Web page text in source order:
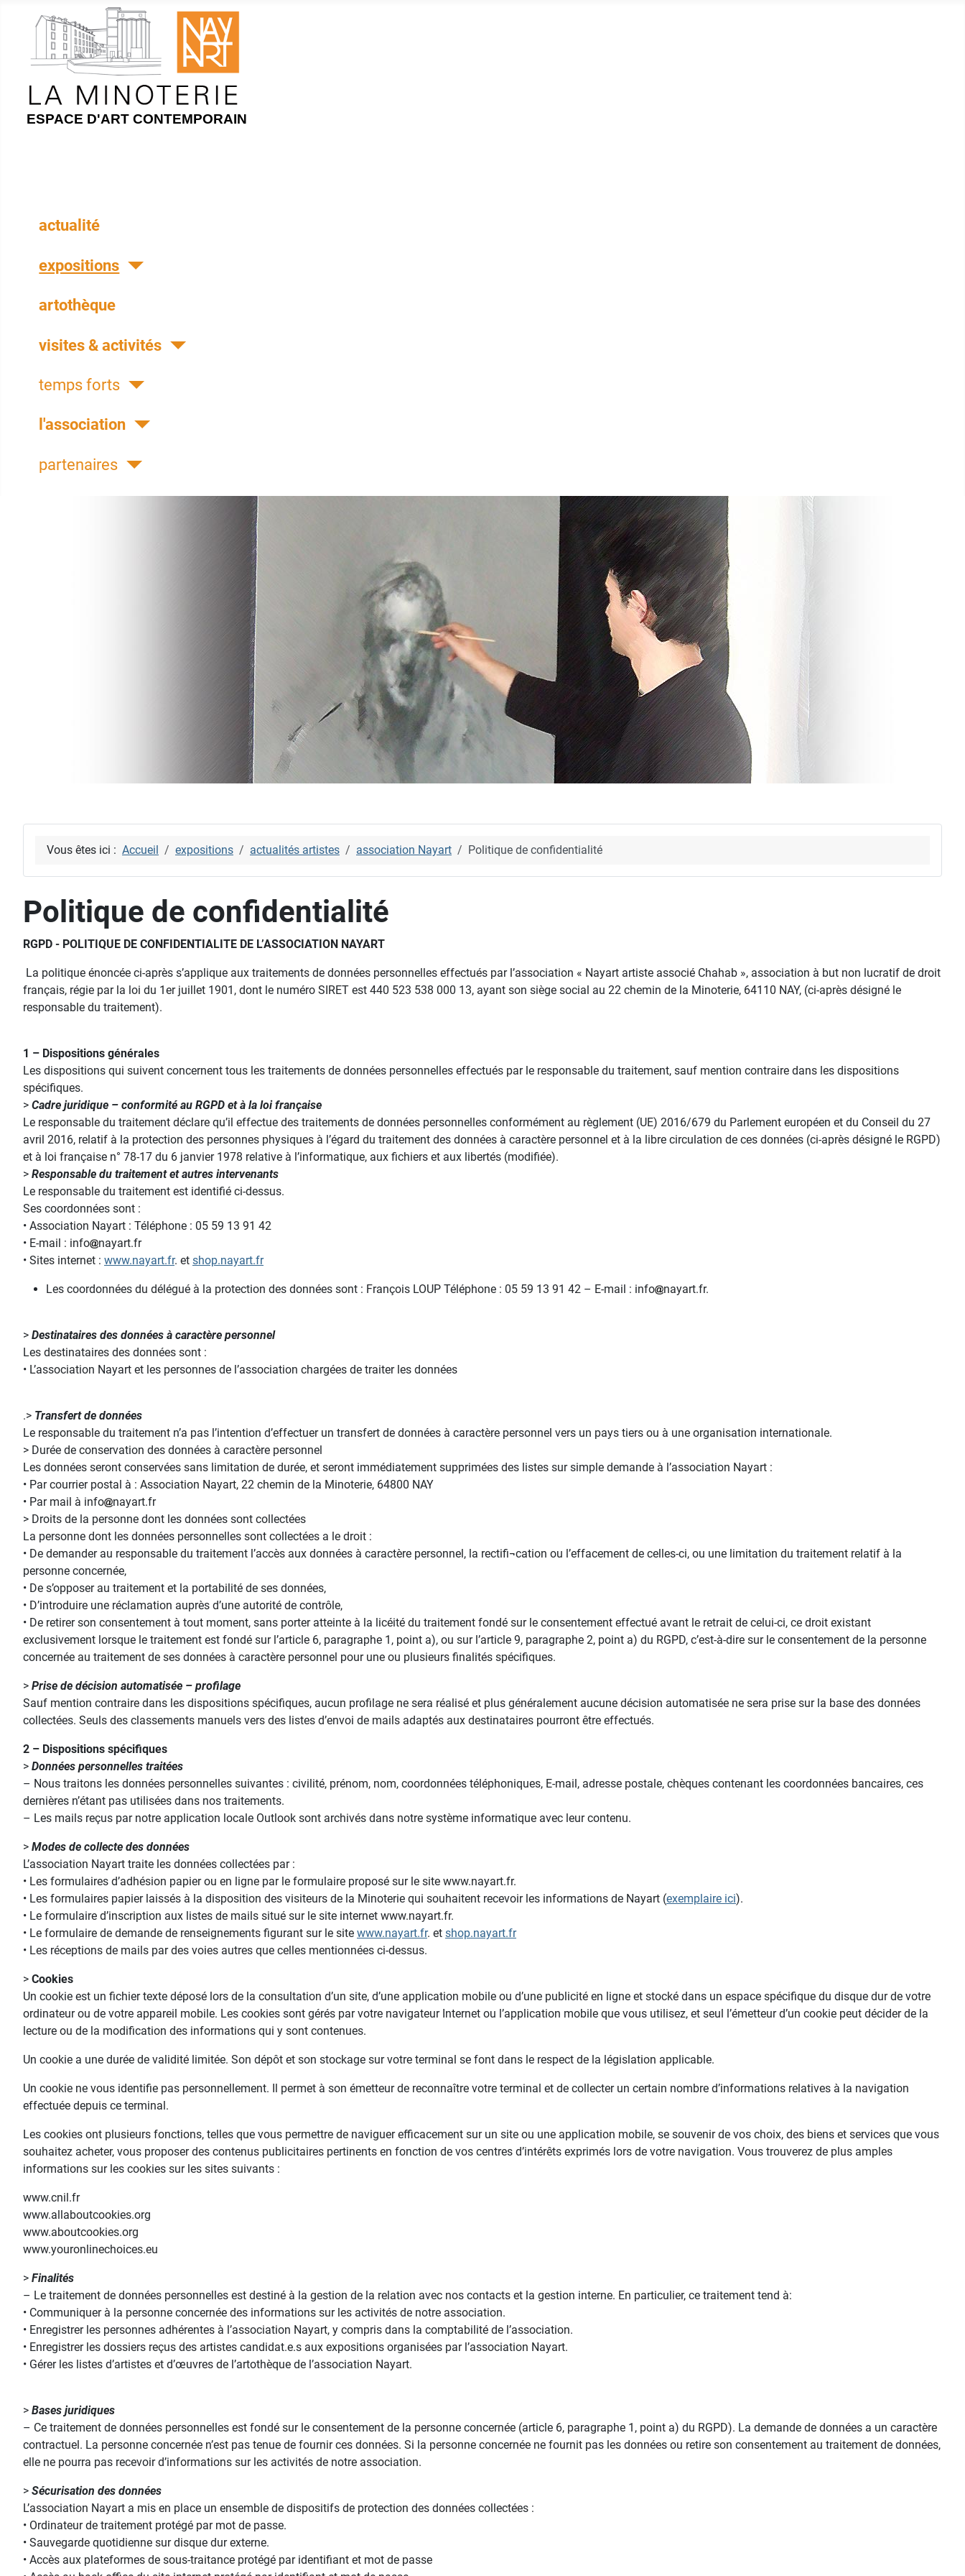
ESPACE D'ART CONTEMPORAIN
actualité
expositions
artothèque
visites & activités
temps forts
l'association
partenaires
Vous êtes ici : Accueil expositions actualités artistes association Nayart Politique de confidentialité
Politique de confidentialité
RGPD - POLITIQUE DE CONFIDENTIALITE DE L’ASSOCIATION NAYART
La politique énoncée ci-après s’applique aux traitements de données personnelles effectués par l’association « Nayart artiste associé Chahab », association à but non lucratif de droit
français, régie par la loi du 1er juillet 1901, dont le numéro SIRET est 440 523 538 000 13, ayant son siège social au 22 chemin de la Minoterie, 64110 NAY, (ci-après désigné le
responsable du traitement).
1 – Dispositions générales
Les dispositions qui suivent concernent tous les traitements de données personnelles effectués par le responsable du traitement, sauf mention contraire dans les dispositions
spécifiques.
> Cadre juridique – conformité au RGPD et à la loi française
Le responsable du traitement déclare qu’il effectue des traitements de données personnelles conformément au règlement (UE) 2016/679 du Parlement européen et du Conseil du 27
avril 2016, relatif à la protection des personnes physiques à l’égard du traitement des données à caractère personnel et à la libre circulation de ces données (ci-après désigné le RGPD)
et à loi française n° 78-17 du 6 janvier 1978 relative à l’informatique, aux fichiers et aux libertés (modifiée).
> Responsable du traitement et autres intervenants
Le responsable du traitement est identifié ci-dessus.
Ses coordonnées sont :
• Association Nayart : Téléphone : 05 59 13 91 42
• E-mail : info
nayart.fr
• Sites internet : www.nayart.fr. et shop.nayart.fr
Les coordonnées du délégué à la protection des données sont : François LOUP Téléphone : 05 59 13 91 42 – E-mail : info nayart.fr.
> Destinataires des données à caractère personnel
Les destinataires des données sont :
• L’association Nayart et les personnes de l’association chargées de traiter les données
.> Transfert de données
Le responsable du traitement n’a pas l’intention d’effectuer un transfert de données à caractère personnel vers un pays tiers ou à une organisation internationale.
> Durée de conservation des données à caractère personnel
Les données seront conservées sans limitation de durée, et seront immédiatement supprimées des listes sur simple demande à l’association Nayart :
• Par courrier postal à : Association Nayart, 22 chemin de la Minoterie, 64800 NAY
• Par mail à info
nayart.fr
> Droits de la personne dont les données sont collectées
La personne dont les données personnelles sont collectées a le droit :
• De demander au responsable du traitement l’accès aux données à caractère personnel, la rectifi¬cation ou l’effacement de celles-ci, ou une limitation du traitement relatif à la
personne concernée,
• De s’opposer au traitement et la portabilité de ses données,
• D’introduire une réclamation auprès d’une autorité de contrôle,
• De retirer son consentement à tout moment, sans porter atteinte à la licéité du traitement fondé sur le consentement effectué avant le retrait de celui-ci, ce droit existant
exclusivement lorsque le traitement est fondé sur l’article 6, paragraphe 1, point a), ou sur l’article 9, paragraphe 2, point a) du RGPD, c’est-à-dire sur le consentement de la personne
concernée au traitement de ses données à caractère personnel pour une ou plusieurs finalités spécifiques.
> Prise de décision automatisée – profilage
Sauf mention contraire dans les dispositions spécifiques, aucun profilage ne sera réalisé et plus généralement aucune décision automatisée ne sera prise sur la base des données
collectées. Seuls des classements manuels vers des listes d’envoi de mails adaptés aux destinataires pourront être effectués.
2 – Dispositions spécifiques
> Données personnelles traitées
– Nous traitons les données personnelles suivantes : civilité, prénom, nom, coordonnées téléphoniques, E-mail, adresse postale, chèques contenant les coordonnées bancaires, ces
dernières n’étant pas utilisées dans nos traitements.
– Les mails reçus par notre application locale Outlook sont archivés dans notre système informatique avec leur contenu.
> Modes de collecte des données
L’association Nayart traite les données collectées par :
• Les formulaires d’adhésion papier ou en ligne par le formulaire proposé sur le site www.nayart.fr.
• Les formulaires papier laissés à la disposition des visiteurs de la Minoterie qui souhaitent recevoir les informations de Nayart (exemplaire ici).
• Le formulaire d’inscription aux listes de mails situé sur le site internet www.nayart.fr.
• Le formulaire de demande de renseignements figurant sur le site www.nayart.fr. et shop.nayart.fr
• Les réceptions de mails par des voies autres que celles mentionnées ci-dessus.
> Cookies
Un cookie est un fichier texte déposé lors de la consultation d’un site, d’une application mobile ou d’une publicité en ligne et stocké dans un espace spécifique du disque dur de votre
ordinateur ou de votre appareil mobile. Les cookies sont gérés par votre navigateur Internet ou l’application mobile que vous utilisez, et seul l’émetteur d’un cookie peut décider de la
lecture ou de la modification des informations qui y sont contenues.
Un cookie a une durée de validité limitée. Son dépôt et son stockage sur votre terminal se font dans le respect de la législation applicable.
Un cookie ne vous identifie pas personnellement. Il permet à son émetteur de reconnaître votre terminal et de collecter un certain nombre d’informations relatives à la navigation
effectuée depuis ce terminal.
Les cookies ont plusieurs fonctions, telles que vous permettre de naviguer efficacement sur un site ou une application mobile, se souvenir de vos choix, des biens et services que vous
souhaitez acheter, vous proposer des contenus publicitaires pertinents en fonction de vos centres d’intérêts exprimés lors de votre navigation. Vous trouverez de plus amples
informations sur les cookies sur les sites suivants :
www.cnil.fr
www.allaboutcookies.org
www.aboutcookies.org
www.youronlinechoices.eu
> Finalités
– Le traitement de données personnelles est destiné à la gestion de la relation avec nos contacts et la gestion interne. En particulier, ce traitement tend à:
• Communiquer à la personne concernée des informations sur les activités de notre association.
• Enregistrer les personnes adhérentes à l’association Nayart, y compris dans la comptabilité de l’association.
• Enregistrer les dossiers reçus des artistes candidat.e.s aux expositions organisées par l’association Nayart.
• Gérer les listes d’artistes et d’œuvres de l’artothèque de l’association Nayart.
> Bases juridiques
– Ce traitement de données personnelles est fondé sur le consentement de la personne concernée (article 6, paragraphe 1, point a) du RGPD). La demande de données a un caractère
contractuel. La personne concernée n’est pas tenue de fournir ces données. Si la personne concernée ne fournit pas les données ou retire son consentement au traitement de données,
elle ne pourra pas recevoir d’informations sur les activités de notre association.
> Sécurisation des données
L’association Nayart a mis en place un ensemble de dispositifs de protection des données collectées :
• Ordinateur de traitement protégé par mot de passe.
• Sauvegarde quotidienne sur disque dur externe.
• Accès aux plateformes de sous-traitance protégé par identifiant et mot de passe